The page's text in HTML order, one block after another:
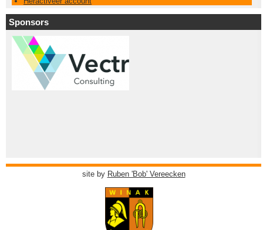
Sponsors
site by Ruben 'Bob' Vereecken